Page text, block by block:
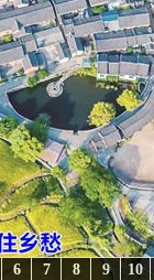
10
9
8
7
6